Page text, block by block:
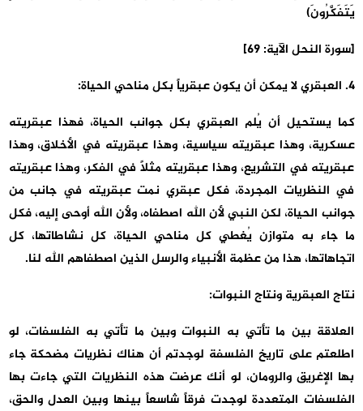
يَتَفَكَّرُونَ)
[سورة النحل الآية: 69]
4. العبقري لا يمكن أن يكون عبقرياً بكل مناحي الحياة:
كما يستحيل أن يُلم العبقري بكل جوانب الحياة، فهذا عبقريته
عسكرية، وهذا عبقريته سياسية، وهذا عبقريته في الأخلاق، وهذا
عبقريته في التشريع، وهذا عبقريته مثلاً في الفكر، وهذا عبقريته
في النظريات المجردة، فكل عبقري نمت عبقريته في جانب من
جوانب الحياة، لكن النبي لأن الله اصطفاه، ولأن الله أوحى إليه، فكل
ما جاء به متوازن يُغطي كل مناحي الحياة، كل نشاطاتها، كل
اتجاهاتها، هذا من عظمة الأنبياء والرسل الذين اصطفاهم الله لنا.
نتاج العبقرية ونتاج النبوات:
العلاقة بين ما تأتي به النبوات وبين ما تأتي به الفلسفات، لو
اطلعتم على تاريخ الفلسفة لوجدتم أن هناك نظريات مضحكة جاء
بها الإغريق والرومان، لو أنك عرضت هذه النظريات التي جاءت بها
الفلسفات المتعددة لوجدت فرقاً شاسعاً بينها وبين العدل والحق،